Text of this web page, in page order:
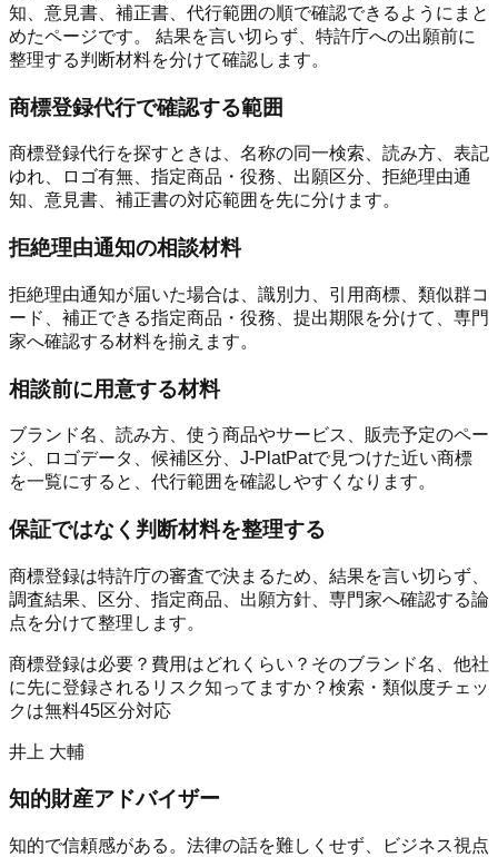
知、意見書、補正書、代行範囲の順で確認できるようにまと
めたページです。 結果を言い切らず、特許庁への出願前に
整理する判断材料を分けて確認します。
商標登録代行で確認する範囲
商標登録代行を探すときは、名称の同一検索、読み方、表記
ゆれ、ロゴ有無、指定商品・役務、出願区分、拒絶理由通
知、意見書、補正書の対応範囲を先に分けます。
拒絶理由通知の相談材料
拒絶理由通知が届いた場合は、識別力、引用商標、類似群コ
ード、補正できる指定商品・役務、提出期限を分けて、専門
家へ確認する材料を揃えます。
相談前に用意する材料
ブランド名、読み方、使う商品やサービス、販売予定のペー
ジ、ロゴデータ、候補区分、J-PlatPatで見つけた近い商標
を一覧にすると、代行範囲を確認しやすくなります。
保証ではなく判断材料を整理する
商標登録は特許庁の審査で決まるため、結果を言い切らず、
調査結果、区分、指定商品、出願方針、専門家へ確認する論
点を分けて整理します。
商標登録は必要？ 費用はどれくらい？ そのブランド名、他社
に先に登録されるリスク知ってますか？ 検索・類似度チェッ
クは無料45区分対応
井上 大輔
知的財産アドバイザー
知的で信頼感がある。法律の話を難しくせず、ビジネス視点